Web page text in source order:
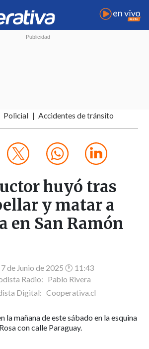
Policial Accidentes de tránsito
huyó tras
y matar a
en San Ramón
de Junio de 2025 🕐 11:43
Radio: Pablo Rivera
Digital: Cooperativa.cl
la mañana de este sábado en la esquina
con calle Paraguay.